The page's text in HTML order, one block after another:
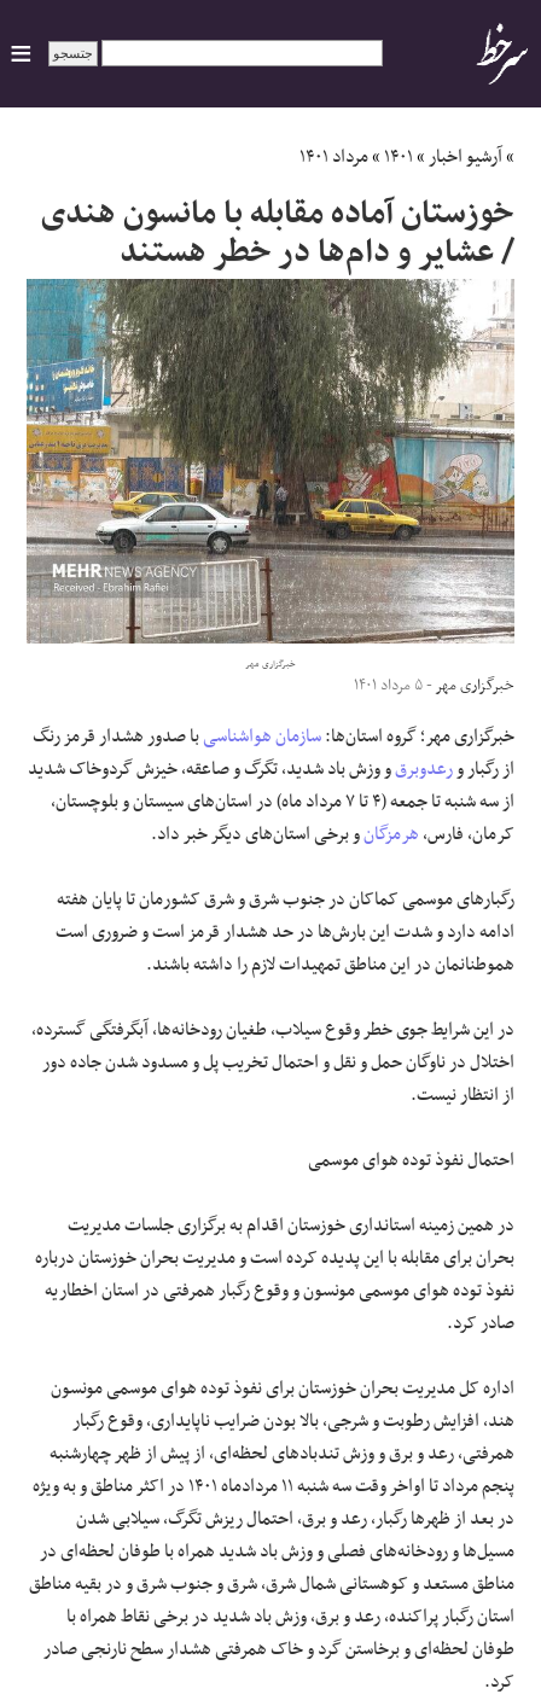
ایران
سیاسی
اقتصاد
ورزشی
جهان
اجتماعی
حوادث
علوم و فن آوری
مقالات
»آرشیو اخبار»۱۴۰۱»مرداد ۱۴۰۱
خوزستان آماده مقابله با مانسون هندی
/ عشایر و دام‌ها در خطر هستند
خبرگزاری مهر
خبرگزاری مهر- ۵ مرداد ۱۴۰۱
خبرگزاری مهر؛ گروه استان‌ها:سازمان هواشناسیبا صدور هشدار قرمز رنگ
از رگبار ورعدوبرقو وزش باد شدید، تگرگ و صاعقه، خیزش گردوخاک شدید
از سه شنبه تا جمعه (۴ تا ۷ مرداد ماه) در استان‌های سیستان و بلوچستان،
کرمان، فارس،هرمزگانو برخی استان‌های دیگر خبر داد.
رگبارهای موسمی کماکان در جنوب شرق و شرق کشورمان تا پایان هفته
ادامه دارد و شدت این بارش‌ها در حد هشدار قرمز است و ضروری است
هموطنانماندر این مناطق تمهیدات لازم را داشته باشند.
در این شرایط جوی خطر وقوع سیلاب، طغیان رودخانه‌ها،آبگرفتگیگسترده،
اختلال در ناوگان حمل و نقل و احتمال تخریب پل و مسدود شدن جاده دور
از انتظار نیست.
احتمال نفوذ توده هوای موسمی
در همین زمینه استانداری خوزستان اقدام به برگزاری جلسات مدیریت
بحران برای مقابله با این پدیده کرده است و مدیریت بحران خوزستان درباره
نفوذ توده هوای موسمیمونسونو وقوع رگبار همرفتی در استان اخطاریه
صادر کرد.
اداره کل مدیریت بحران خوزستان برای نفوذ توده هوای موسمیمونسون
هند، افزایش رطوبت و شرجی، بالا بودن ضرایب ناپایداری، وقوع رگبار
همرفتی، رعد و برق و وزش تندبادهای لحظه‌ای، از پیش از ظهر چهارشنبه
پنجم مرداد تا اواخر وقت سه شنبه ۱۱ مردادماه ۱۴۰۱ در اکثر مناطق و به ویژه
در بعد از ظهرها رگبار، رعد و برق، احتمال ریزش تگرگ، سیلابی شدن
مسیل‌ها و رودخانه‌های فصلی و وزش باد شدید همراه با طوفان لحظه‌ای در
مناطق مستعد و کوهستانی شمال شرق، شرق و جنوب شرق و در بقیه مناطق
استان رگبار پراکنده، رعد و برق، وزش باد شدید در برخی نقاط همراه با
طوفان لحظه‌ای و برخاستن گرد و خاک همرفتی هشدار سطح نارنجی صادر
کرد.